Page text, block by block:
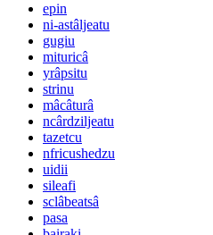
epin
ni-astâljeatu
gugiu
mituricâ
yrâpsitu
strinu
mâcâturâ
ncârdziljeatu
tazetcu
nfricushedzu
uidii
sileafi
sclâbeatsâ
pasa